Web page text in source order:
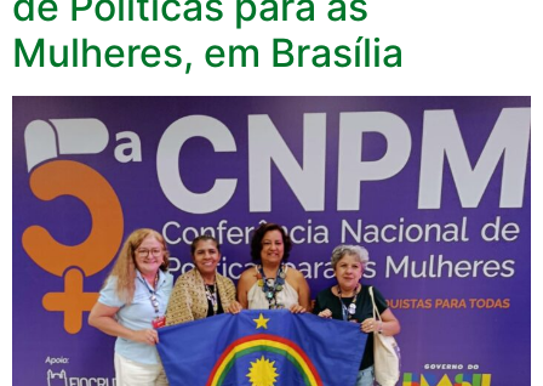
Mulheres, em Brasília